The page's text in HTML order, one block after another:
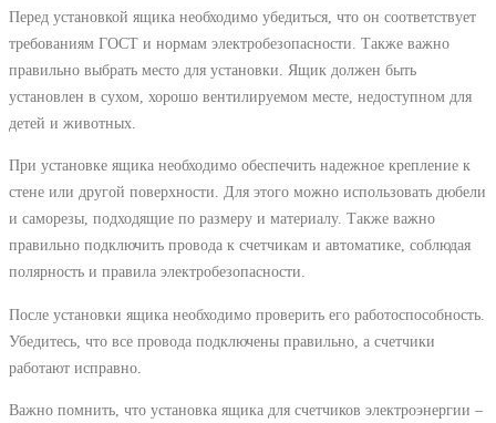
Перед установкой ящика необходимо убедиться, что он соответствует
требованиям ГОСТ и нормам электробезопасности. Также важно
правильно выбрать место для установки. Ящик должен быть
установлен в сухом, хорошо вентилируемом месте, недоступном для
детей и животных.
При установке ящика необходимо обеспечить надежное крепление к
стене или другой поверхности. Для этого можно использовать дюбели
и саморезы, подходящие по размеру и материалу. Также важно
правильно подключить провода к счетчикам и автоматике, соблюдая
полярность и правила электробезопасности.
После установки ящика необходимо проверить его работоспособность.
Убедитесь, что все провода подключены правильно, а счетчики
работают исправно.
Важно помнить, что установка ящика для счетчиков электроэнергии –